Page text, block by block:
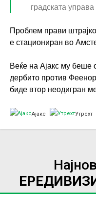
градската
Проблем прави
е стациониран во
Веќе на Ајакс му беше
дербито против
биде втор неодигран
Ајакс Утрехт